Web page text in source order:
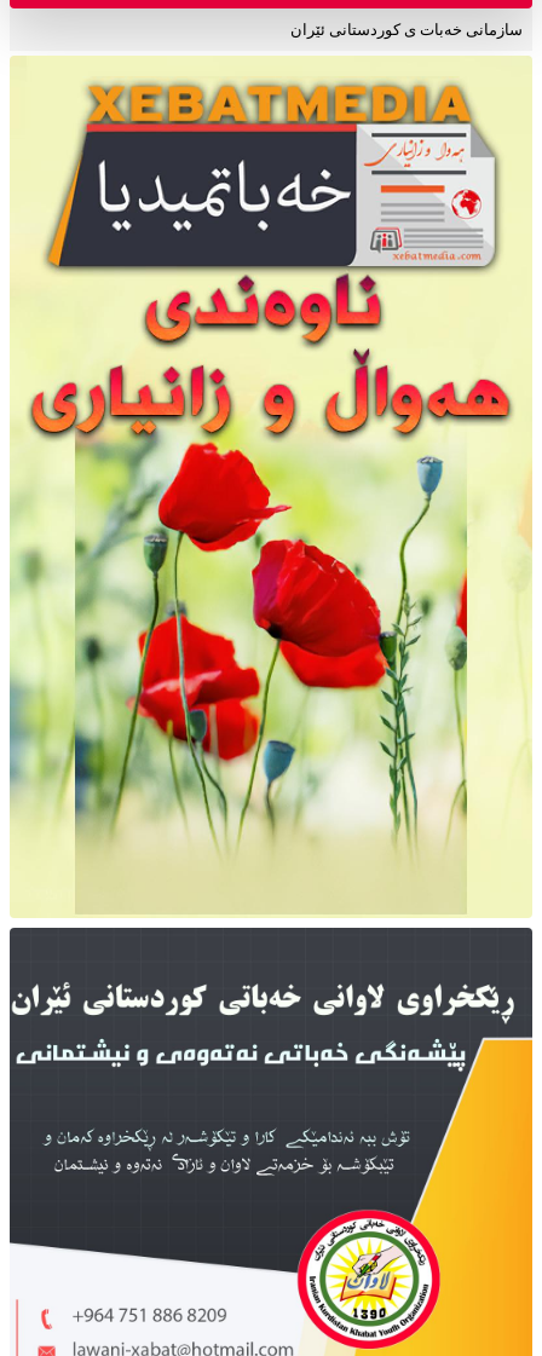
سازمانی خەبات ی کوردستانی ئێران